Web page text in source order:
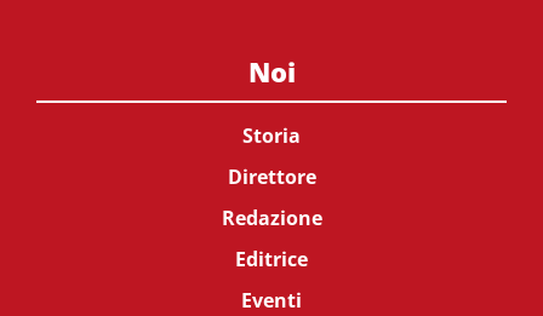
Noi
Storia
Direttore
Redazione
Editrice
Eventi